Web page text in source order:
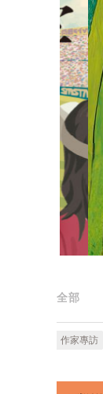
全部
作家專訪